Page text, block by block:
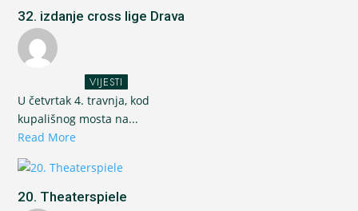
32. izdanje cross lige Drava
VIJESTI
U četvrtak 4. travnja, kod
kupališnog mosta na...
Read More
20. Theaterspiele